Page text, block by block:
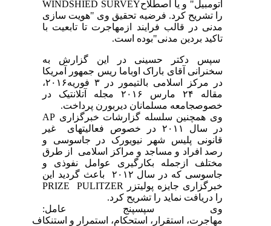
اتومبیل" و یا اصطلاحWINDSHIED SURVEY
را تشریح کرد. فرضیه تحقیق وی "هویت سازی
مدنی در قالب فرایند ازمهاجرت تا تابعیت با
تاکید بردین مدنی"بوده است.
سپس دکتر حسینی در این گزارش به
سخنرانی آقای باراک اوباما ریس جمهور آمریکا
در مرکز اسلامی بالتیمور در ۳ فوریه۲۰۱۶،
مقاله ۲۴ مارس ۲۰۱۶ مجله آتلانتیک در
خصوصجامعه مسلمانان دیربورن پرداخت.
وی همچنین سلسله گزارشات خبرگزاری AP
در سال ۲۰۱۱ در خصوص فعالیتهای غیر
قانونی پلیس شهر نیویورک در جاسوسی و
رصد افراد و مساجد و مراکز اسلامی از طرق
مختلف ازجمله بکارگیری عوامل نفوذی و
جاسوسی که در سال ۲۰۱۲ باعث گردید این
خبرگزاری جایزه پولیتزر PRIZE PULITZER
را دریافت نماید را تشریح کرد.
وی سپسپنج عامل:
مهاجرت، استقرار، استحکام، استمرار و استنکاف